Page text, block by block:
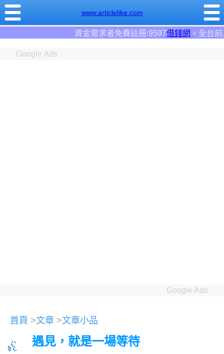
www.articlelike.com
求者免費註冊:9597借錢網。全台前三大借錢網站！
Google Ads
Google Ads
首頁 >文章 >文章小品
遇見，就是一場等待